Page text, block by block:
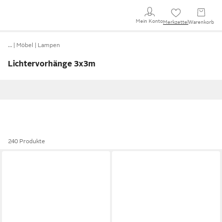
Mein KontoMerkzettel Warenkorb
… Möbel Lampen
Lichtervorhänge 3x3m
240 Produkte